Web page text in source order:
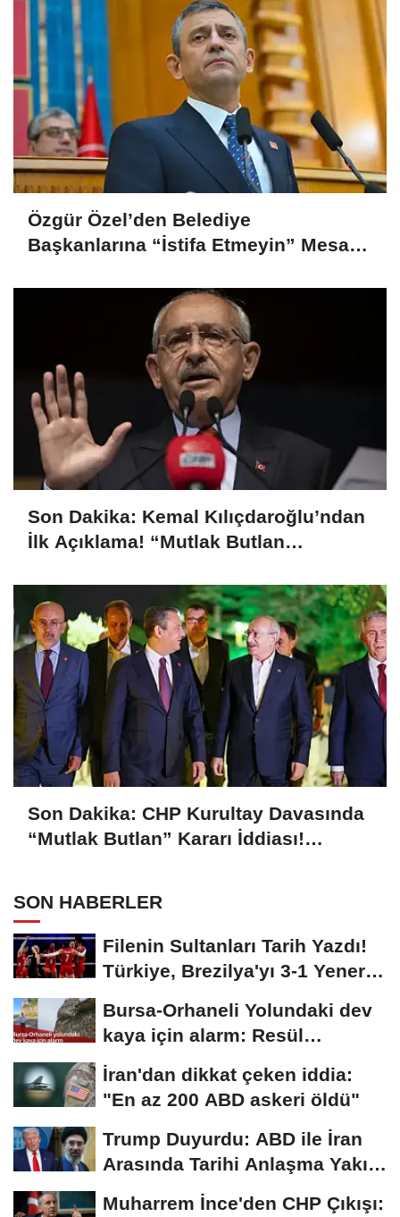
Özgür Özel’den Belediye
Başkanlarına “İstifa Etmeyin” Mesajı:
Son Dakika: Kemal Kılıçdaroğlu’ndan
İlk Açıklama! “Mutlak Butlan
Son Dakika: CHP Kurultay Davasında
“Mutlak Butlan” Kararı İddiası!
SON HABERLER
Filenin Sultanları Tarih Yazdı!
Türkiye, Brezilya'yı 3-1 Yenerek
Bursa-Orhaneli Yolundaki dev
kaya için alarm: Resül
Kaplan'dan yetkililere...
İran'dan dikkat çeken iddia:
"En az 200 ABD askeri öldü"
Trump Duyurdu: ABD ile İran
Arasında Tarihi Anlaşma Yakın!
Muharrem İnce'den CHP Çıkışı: